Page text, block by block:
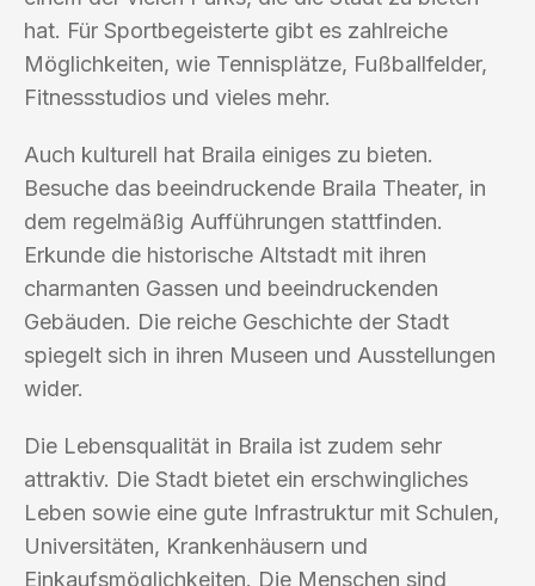
hat. Für Sportbegeisterte gibt es zahlreiche
Möglichkeiten, wie Tennisplätze, Fußballfelder,
Fitnessstudios und vieles mehr.
Auch kulturell hat Braila einiges zu bieten.
Besuche das beeindruckende Braila Theater, in
dem regelmäßig Aufführungen stattfinden.
Erkunde die historische Altstadt mit ihren
charmanten Gassen und beeindruckenden
Gebäuden. Die reiche Geschichte der Stadt
spiegelt sich in ihren Museen und Ausstellungen
wider.
Die Lebensqualität in Braila ist zudem sehr
attraktiv. Die Stadt bietet ein erschwingliches
Leben sowie eine gute Infrastruktur mit Schulen,
Universitäten, Krankenhäusern und
Einkaufsmöglichkeiten. Die Menschen sind